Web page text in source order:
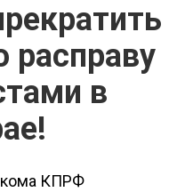
расправу
в
КПРФ